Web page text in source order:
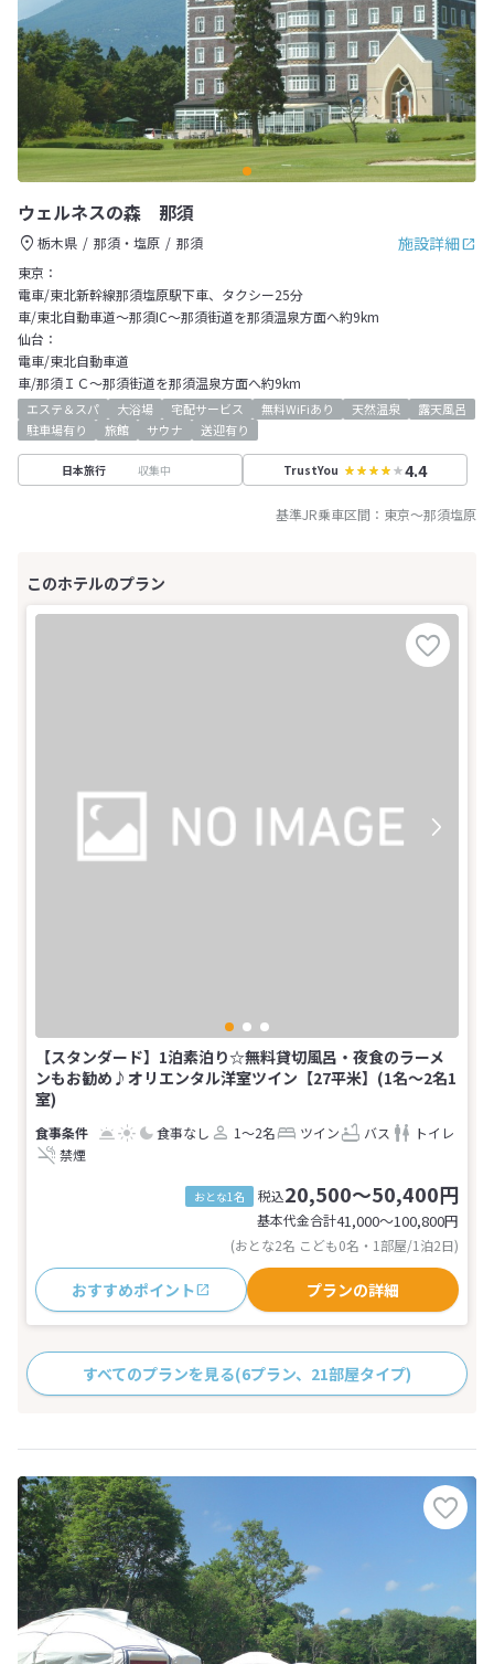
ウェルネスの森 那須
施設詳細
栃木県 那須・塩原
那須
東京：
電車/東北新幹線那須塩原駅下車、タクシー25分
車/東北自動車道～那須IC～那須街道を那須温泉方面へ約9km
仙台：
電車/東北自動車道
車/那須ＩＣ～那須街道を那須温泉方面へ約9km
エステ＆スパ 大浴場 宅配サービス 無料WiFiあり 天然温泉
露天風呂
駐車場有り
旅館 サウナ 送迎有り
日本旅行 収集中 TrustYou 4.4
基準JR乗車区間： 東京～那須塩原
【スタンダード】1泊素泊り☆無料貸切風呂・夜食のラーメ
ンもお勧め♪オリエンタル洋室ツイン【27平米】(1名～2名1
室)
食事なし 1～2名 ツイン バス
トイレ
禁煙
おとな1名 税込20,500～50,400円
基本代金合計41,000〜100,800円
(おとな2名 こども0名・1部屋/1泊2日)
おすすめポイント プランの詳細
すべてのプランを見る(6プラン、21部屋タイプ)